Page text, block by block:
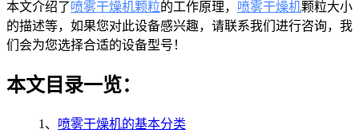
本文介绍了喷雾干燥机颗粒的工作原理， 喷雾干燥机颗粒大小
的描述等，如果您对此设备感兴趣，请联系我们进行咨询，我
们会为您选择合适的设备型号！
本文目录一览：
1、 喷雾干燥机的基本分类